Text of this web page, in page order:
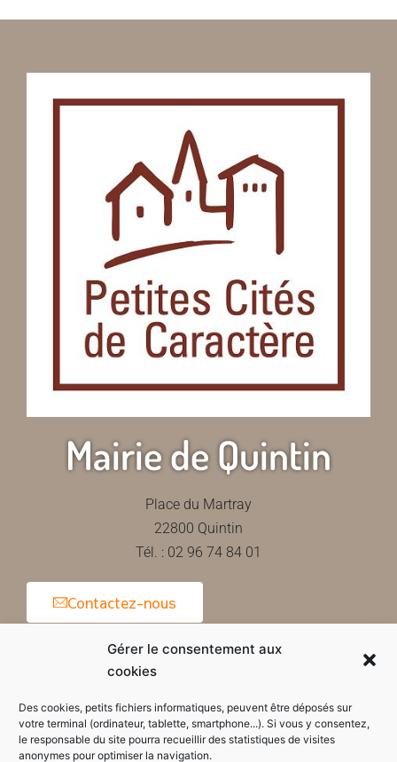
Gérer le consentement aux
cookies
Des cookies, petits fichiers informatiques, peuvent être déposés sur
votre terminal (ordinateur, tablette, smartphone...). Si vous y consentez,
le responsable du site pourra recueillir des statistiques de visites
anonymes pour optimiser la navigation.
Mairie de Quintin
Place du Martray
22800 Quintin
Tél. : 02 96 74 84 01
Contactez-nous
Horaires d'ouverture de la mairie